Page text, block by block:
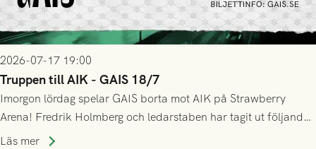
2026-07-17 19:00
Truppen till AIK - GAIS 18/7
Imorgon lördag spelar GAIS borta mot AIK på Strawberry
Arena! Fredrik Holmberg och ledarstaben har tagit ut följande
trupp till matchen:
Läs mer